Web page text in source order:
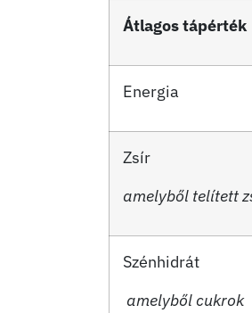
Átlagos tápérték
Energia
Zsír
amelyből telített
Szénhidrát
amelyből cukrok